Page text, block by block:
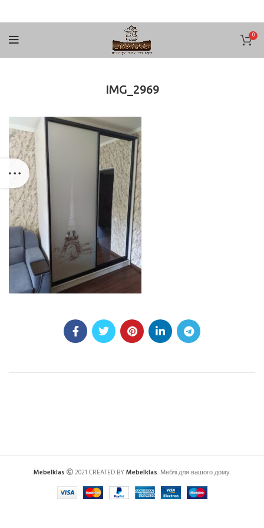
0
IMG_2969
Mebelklas 2021 CREATED BYMebelklas. Меблі для вашого дому.